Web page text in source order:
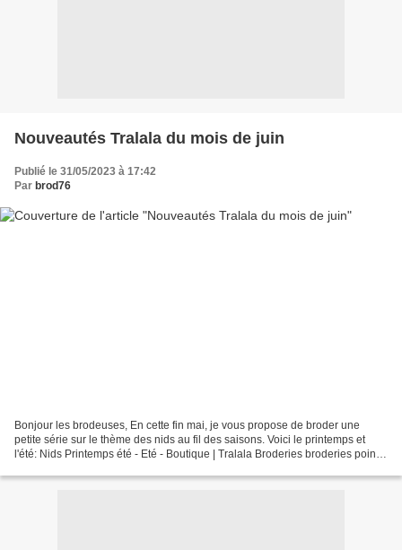
Nouveautés Tralala du mois de juin
Publié le 31/05/2023 à 17:42
Par brod76
Bonjour les brodeuses, En cette fin mai, je vous propose de broder une
petite série sur le thème des nids au fil des saisons. Voici le printemps et
l'été: Nids Printemps été - Eté - Boutique | Tralala Broderies broderies points